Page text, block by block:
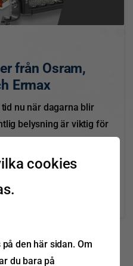
från Osram,
Ermax
nu när dagarna blir
belysning är viktig för
regn och mörker.
lämpar sig väl för
cookies
den här sidan. Om
du bara på